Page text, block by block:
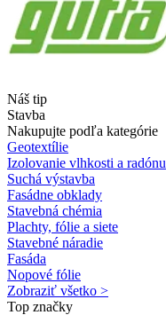
Náš tip
Stavba
Nakupujte podľa kategórie
Geotextílie
Izolovanie vlhkosti a radónu
Suchá výstavba
Fasádne obklady
Stavebná chémia
Plachty, fólie a siete
Stavebné náradie
Fasáda
Nopové fólie
Zobraziť všetko >
Top značky